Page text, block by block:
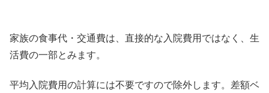
家族の食事代・交通費は、直接的な入院費用ではなく、生
活費の一部とみます。
平均入院費用の計算には不要ですので除外します。差額ベ